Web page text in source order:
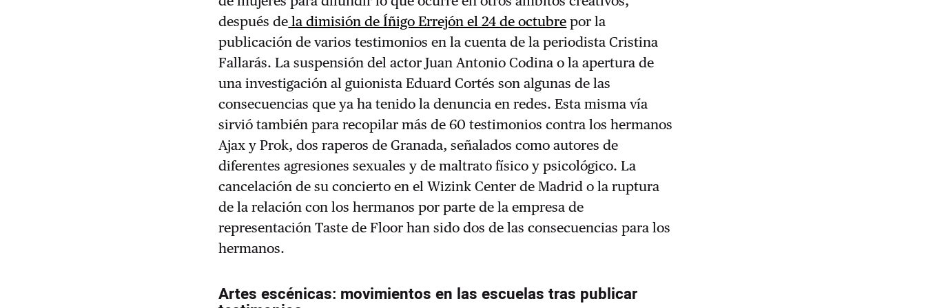
después de la dimisión de Íñigo Errejón el 24 de octubre por la
publicación de varios testimonios en la cuenta de la periodista Cristina
Fallarás.La suspensión del actor Juan Antonio Codina o la apertura de
una investigación alguionista Eduard Cortés son algunas de las
consecuencias que ya ha tenido la denuncia en redes. Esta misma vía
sirvió también para recopilar más de 60 testimonios contra los hermanos
Ajax y Prok, dos raperos de Granada, señalados como autores de
diferentes agresiones sexuales y de maltrato físico y psicológico. La
cancelación de su concierto en el Wizink Center de Madrid o la ruptura
de la relación con los hermanos por parte de la empresa de
representación Taste de Floor han sido dos de las consecuencias para los
hermanos.
Artes escénicas: movimientos en las escuelas tras publicar